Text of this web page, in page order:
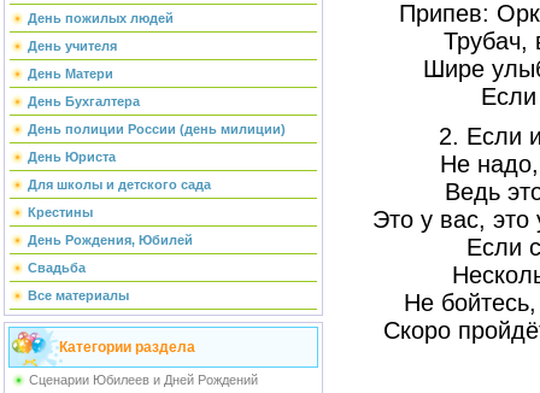
День пожилых людей
День учителя
День Матери
День Бухгалтера
День полиции России (день милиции)
День Юриста
Для школы и детского сада
Крестины
День Рождения, Юбилей
Свадьба
Все материалы
Категории раздела
Сценарии Юбилеев и Дней Рождений
Припев:
Трубач,
Шире
2. Если
Не
Ведь
Это у вас,
Если
Не
Скоро